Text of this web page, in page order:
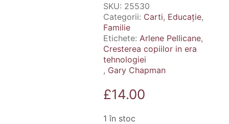
SKU: 25530
Categorii: Carti, Educație,
Familie
Etichete: Arlene Pellicane,
Cresterea copiilor in era
tehnologiei
, Gary Chapman
£14.00
1 în stoc